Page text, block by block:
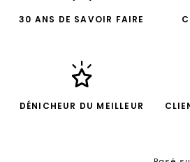
30 ANS DE SAVOIR FAIRE
DÉNICHEUR DU MEILLEUR